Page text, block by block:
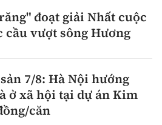
đoạt giải Nhất cuộc
vượt sông Hương
7/8: Hà Nội hướng
ở xã hội tại dự án Kim
căn